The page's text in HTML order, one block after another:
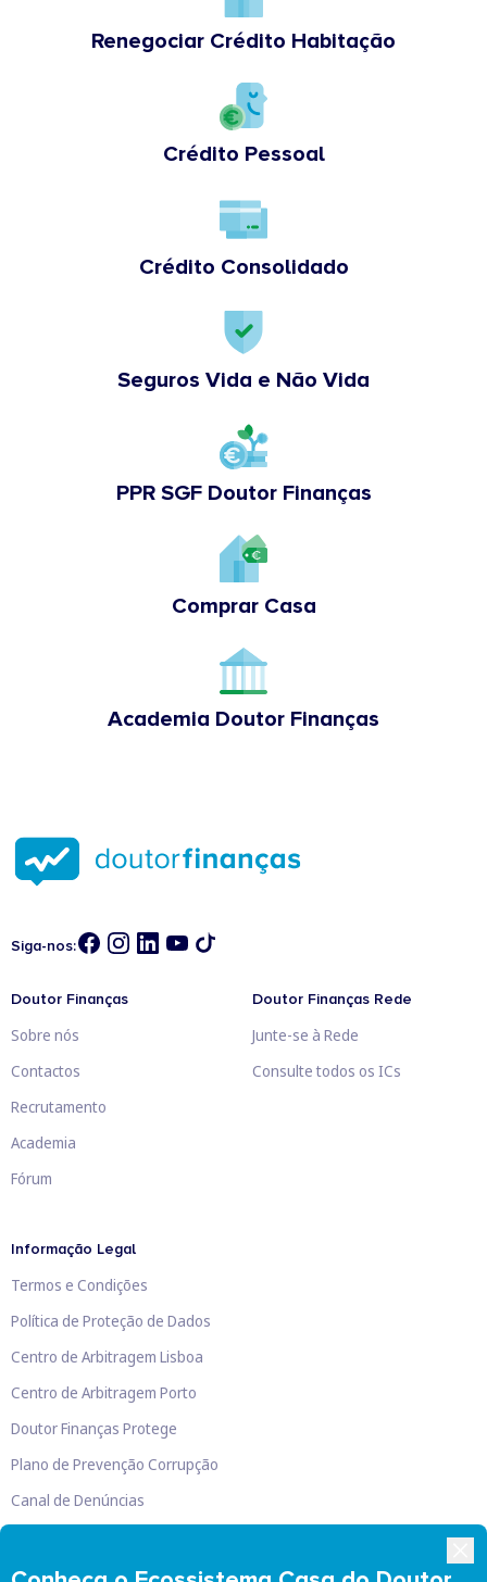
Renegociar Crédito Habitação
Crédito Pessoal
Crédito Consolidado
Seguros Vida e Não Vida
PPR SGF Doutor Finanças
Comprar Casa
Academia Doutor Finanças
Siga-nos:
Doutor Finanças
Sobre nós
Contactos
Recrutamento
Academia
Fórum
Doutor Finanças Rede
Junte-se à Rede
Consulte todos os ICs
Informação Legal
Termos e Condições
Política de Proteção de Dados
Centro de Arbitragem Lisboa
Centro de Arbitragem Porto
Doutor Finanças Protege
Plano de Prevenção Corrupção
Canal de Denúncias